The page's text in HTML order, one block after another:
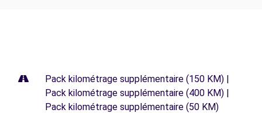
Pack kilométrage supplémentaire (150 KM) |
Pack kilométrage supplémentaire (400 KM) |
Pack kilométrage supplémentaire (50 KM)